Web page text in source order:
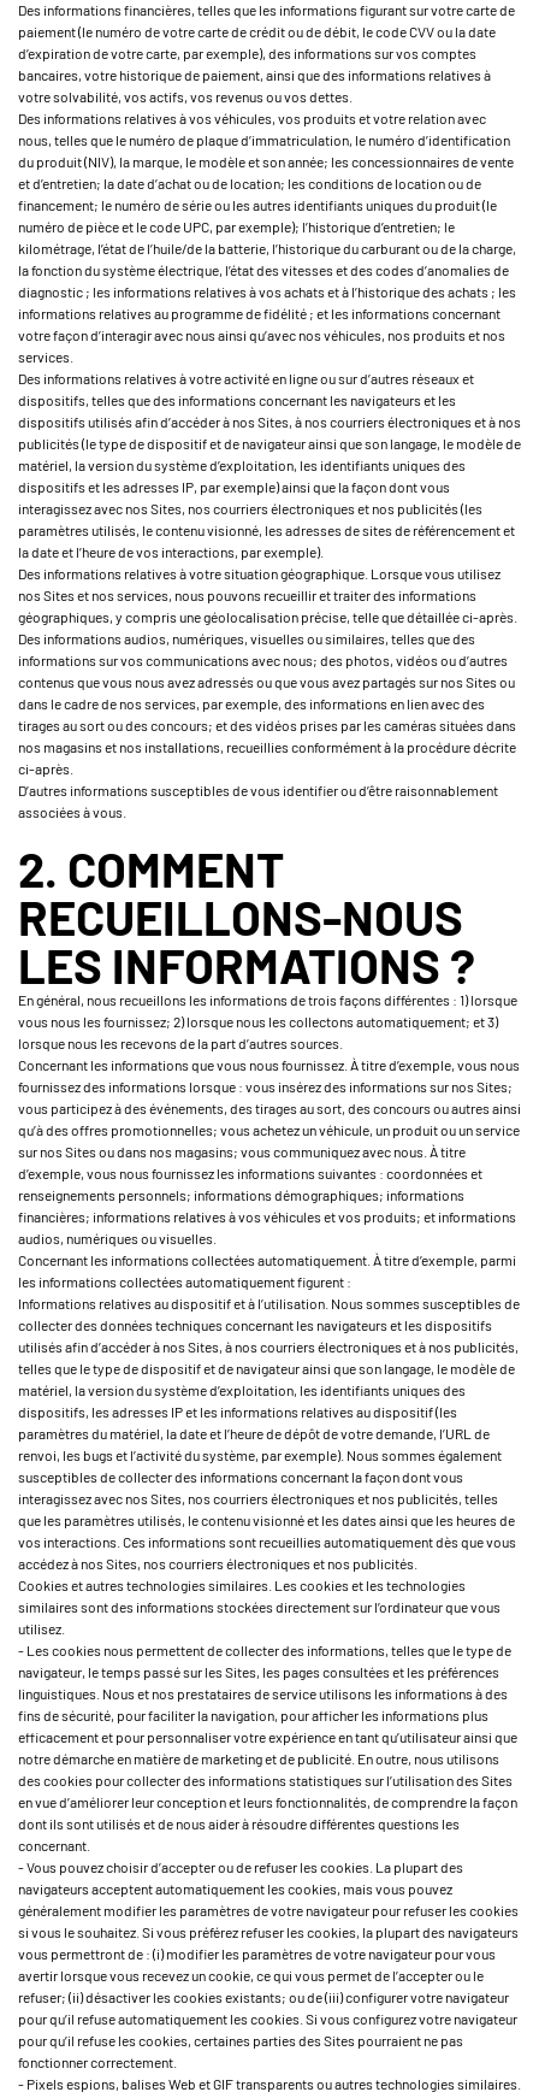
Des informations financières, telles que les informations figurant sur votre carte de
paiement (le numéro de votre carte de crédit ou de débit, le code CVV ou la date
d’expiration de votre carte, par exemple), des informations sur vos comptes
bancaires, votre historique de paiement, ainsi que des informations relatives à
votre solvabilité, vos actifs, vos revenus ou vos dettes.
Des informations relatives à vos véhicules, vos produits et votre relation avec
nous, telles que le numéro de plaque d’immatriculation, le numéro d’identification
du produit (NIV), la marque, le modèle et son année; les concessionnaires de vente
et d’entretien; la date d’achat ou de location; les conditions de location ou de
financement; le numéro de série ou les autres identifiants uniques du produit (le
numéro de pièce et le code UPC, par exemple); l’historique d’entretien; le
kilométrage, l’état de l’huile/de la batterie, l’historique du carburant ou de la charge,
la fonction du système électrique, l’état des vitesses et des codes d’anomalies de
diagnostic ; les informations relatives à vos achats et à l’historique des achats ; les
informations relatives au programme de fidélité ; et les informations concernant
votre façon d’interagir avec nous ainsi qu’avec nos véhicules, nos produits et nos
services.
Des informations relatives à votre activité en ligne ou sur d’autres réseaux et
dispositifs, telles que des informations concernant les navigateurs et les
dispositifs utilisés afin d’accéder à nos Sites, à nos courriers électroniques et à nos
publicités (le type de dispositif et de navigateur ainsi que son langage, le modèle de
matériel, la version du système d’exploitation, les identifiants uniques des
dispositifs et les adresses IP, par exemple) ainsi que la façon dont vous
interagissez avec nos Sites, nos courriers électroniques et nos publicités (les
paramètres utilisés, le contenu visionné, les adresses de sites de référencement et
la date et l’heure de vos interactions, par exemple).
Des informations relatives à votre situation géographique. Lorsque vous utilisez
nos Sites et nos services, nous pouvons recueillir et traiter des informations
géographiques, y compris une géolocalisation précise, telle que détaillée ci-après.
Des informations audios, numériques, visuelles ou similaires, telles que des
informations sur vos communications avec nous; des photos, vidéos ou d’autres
contenus que vous nous avez adressés ou que vous avez partagés sur nos Sites ou
dans le cadre de nos services, par exemple, des informations en lien avec des
tirages au sort ou des concours; et des vidéos prises par les caméras situées dans
nos magasins et nos installations, recueillies conformément à la procédure décrite
ci-après.
D’autres informations susceptibles de vous identifier ou d’être raisonnablement
associées à vous.
2. COMMENT
RECUEILLONS-NOUS
LES INFORMATIONS ?
En général, nous recueillons les informations de trois façons différentes : 1) lorsque
vous nous les fournissez; 2) lorsque nous les collectons automatiquement; et 3)
lorsque nous les recevons de la part d’autres sources.
Concernant les informations que vous nous fournissez. À titre d’exemple, vous nous
fournissez des informations lorsque : vous insérez des informations sur nos Sites;
vous participez à des événements, des tirages au sort, des concours ou autres ainsi
qu’à des offres promotionnelles; vous achetez un véhicule, un produit ou un service
sur nos Sites ou dans nos magasins; vous communiquez avec nous. À titre
d’exemple, vous nous fournissez les informations suivantes : coordonnées et
renseignements personnels; informations démographiques; informations
financières; informations relatives à vos véhicules et vos produits; et informations
audios, numériques ou visuelles.
Concernant les informations collectées automatiquement. À titre d’exemple, parmi
les informations collectées automatiquement figurent :
Informations relatives au dispositif et à l’utilisation. Nous sommes susceptibles de
collecter des données techniques concernant les navigateurs et les dispositifs
utilisés afin d’accéder à nos Sites, à nos courriers électroniques et à nos publicités,
telles que le type de dispositif et de navigateur ainsi que son langage, le modèle de
matériel, la version du système d’exploitation, les identifiants uniques des
dispositifs, les adresses IP et les informations relatives au dispositif (les
paramètres du matériel, la date et l’heure de dépôt de votre demande, l’URL de
renvoi, les bugs et l’activité du système, par exemple). Nous sommes également
susceptibles de collecter des informations concernant la façon dont vous
interagissez avec nos Sites, nos courriers électroniques et nos publicités, telles
que les paramètres utilisés, le contenu visionné et les dates ainsi que les heures de
vos interactions. Ces informations sont recueillies automatiquement dès que vous
accédez à nos Sites, nos courriers électroniques et nos publicités.
Cookies et autres technologies similaires. Les cookies et les technologies
similaires sont des informations stockées directement sur l’ordinateur que vous
utilisez.
- Les cookies nous permettent de collecter des informations, telles que le type de
navigateur, le temps passé sur les Sites, les pages consultées et les préférences
linguistiques. Nous et nos prestataires de service utilisons les informations à des
fins de sécurité, pour faciliter la navigation, pour afficher les informations plus
efficacement et pour personnaliser votre expérience en tant qu’utilisateur ainsi que
notre démarche en matière de marketing et de publicité. En outre, nous utilisons
des cookies pour collecter des informations statistiques sur l’utilisation des Sites
en vue d’améliorer leur conception et leurs fonctionnalités, de comprendre la façon
dont ils sont utilisés et de nous aider à résoudre différentes questions les
concernant.
- Vous pouvez choisir d’accepter ou de refuser les cookies. La plupart des
navigateurs acceptent automatiquement les cookies, mais vous pouvez
généralement modifier les paramètres de votre navigateur pour refuser les cookies
si vous le souhaitez. Si vous préférez refuser les cookies, la plupart des navigateurs
vous permettront de : (i) modifier les paramètres de votre navigateur pour vous
avertir lorsque vous recevez un cookie, ce qui vous permet de l’accepter ou le
refuser; (ii) désactiver les cookies existants; ou de (iii) configurer votre navigateur
pour qu’il refuse automatiquement les cookies. Si vous configurez votre navigateur
pour qu’il refuse les cookies, certaines parties des Sites pourraient ne pas
fonctionner correctement.
- Pixels espions, balises Web et GIF transparents ou autres technologies similaires.